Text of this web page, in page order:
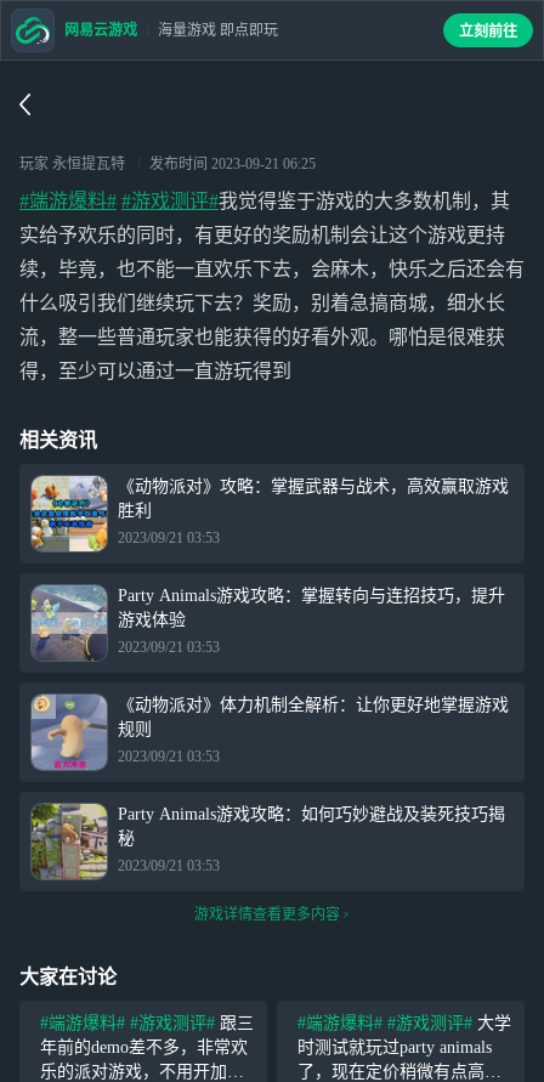
玩家 永恒提瓦特 发布时间 2023-09-21 06:25
#端游爆料# #游戏测评#我觉得鉴于游戏的大多数机制，其
实给予欢乐的同时，有更好的奖励机制会让这个游戏更持
续，毕竟，也不能一直欢乐下去，会麻木，快乐之后还会有
什么吸引我们继续玩下去？奖励，别着急搞商城，细水长
流，整一些普通玩家也能获得的好看外观。哪怕是很难获
得，至少可以通过一直游玩得到
相关资讯
《动物派对》攻略：掌握武器与战术，高效赢取游戏
胜利
2023/09/21 03:53
Party Animals游戏攻略：掌握转向与连招技巧，提升
游戏体验
2023/09/21 03:53
《动物派对》体力机制全解析：让你更好地掌握游戏
规则
2023/09/21 03:53
Party Animals游戏攻略：如何巧妙避战及装死技巧揭
秘
2023/09/21 03:53
游戏详情查看更多内容
大家在讨论
#端游爆料# #游戏测评# 跟三
年前的demo差不多，非常欢
乐的派对游戏，不用开加速
#端游爆料# #游戏测评# 大学
时测试就玩过party animals
了，现在定价稍微有点高，
网易云游戏 海量游戏 即点即玩 立刻前往